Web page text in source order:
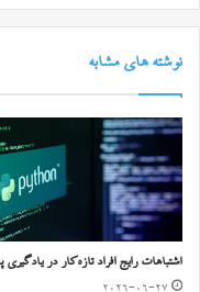
کنید
نوشته های مشابه
اشتباهات رایج افراد تازه‌کار در یادگیری
2026-06-27